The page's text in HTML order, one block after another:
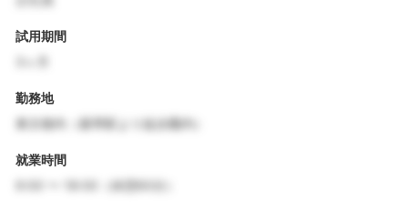
試用期間
勤務地
東京都内（最寄駅より徒歩圏内）
就業時間
9:00 〜 18:00（休憩60分）